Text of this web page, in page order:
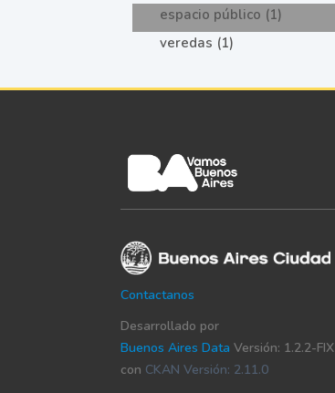
espacio público (1)
veredas (1)
Contactanos
Desarrollado por
Buenos Aires Data Versión: 1.2.2-FIX
con CKAN Versión: 2.11.0